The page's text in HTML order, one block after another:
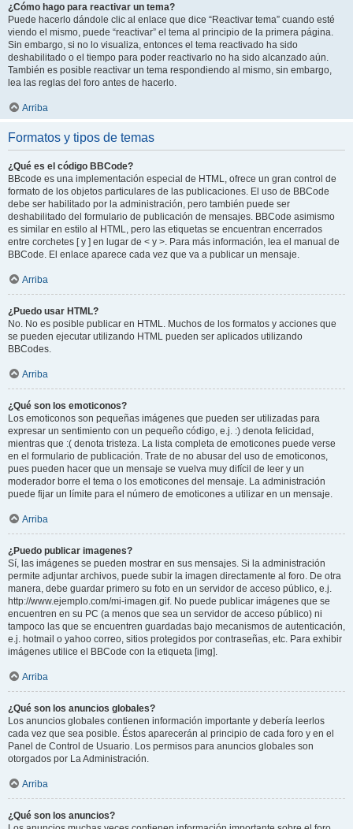
¿Cómo hago para reactivar un tema?
Puede hacerlo dándole clic al enlace que dice “Reactivar tema” cuando esté
viendo el mismo, puede “reactivar” el tema al principio de la primera página.
Sin embargo, si no lo visualiza, entonces el tema reactivado ha sido
deshabilitado o el tiempo para poder reactivarlo no ha sido alcanzado aún.
También es posible reactivar un tema respondiendo al mismo, sin embargo,
lea las reglas del foro antes de hacerlo.
Arriba
Formatos y tipos de temas
¿Qué es el código BBCode?
BBcode es una implementación especial de HTML, ofrece un gran control de
formato de los objetos particulares de las publicaciones. El uso de BBCode
debe ser habilitado por la administración, pero también puede ser
deshabilitado del formulario de publicación de mensajes. BBCode asimismo
es similar en estilo al HTML, pero las etiquetas se encuentran encerrados
entre corchetes [ y ] en lugar de < y >. Para más información, lea el manual de
BBCode. El enlace aparece cada vez que va a publicar un mensaje.
Arriba
¿Puedo usar HTML?
No. No es posible publicar en HTML. Muchos de los formatos y acciones que
se pueden ejecutar utilizando HTML pueden ser aplicados utilizando
BBCodes.
Arriba
¿Qué son los emoticonos?
Los emoticonos son pequeñas imágenes que pueden ser utilizadas para
expresar un sentimiento con un pequeño código, e.j. :) denota felicidad,
mientras que :( denota tristeza. La lista completa de emoticones puede verse
en el formulario de publicación. Trate de no abusar del uso de emoticonos,
pues pueden hacer que un mensaje se vuelva muy difícil de leer y un
moderador borre el tema o los emoticones del mensaje. La administración
puede fijar un límite para el número de emoticones a utilizar en un mensaje.
Arriba
¿Puedo publicar imagenes?
Sí, las imágenes se pueden mostrar en sus mensajes. Si la administración
permite adjuntar archivos, puede subir la imagen directamente al foro. De otra
manera, debe guardar primero su foto en un servidor de acceso público, e.j.
http://www.ejemplo.com/mi-imagen.gif. No puede publicar imágenes que se
encuentren en su PC (a menos que sea un servidor de acceso público) ni
tampoco las que se encuentren guardadas bajo mecanismos de autenticación,
e.j. hotmail o yahoo correo, sitios protegidos por contraseñas, etc. Para exhibir
imágenes utilice el BBCode con la etiqueta [img].
Arriba
¿Qué son los anuncios globales?
Los anuncios globales contienen información importante y debería leerlos
cada vez que sea posible. Éstos aparecerán al principio de cada foro y en el
Panel de Control de Usuario. Los permisos para anuncios globales son
otorgados por La Administración.
Arriba
¿Qué son los anuncios?